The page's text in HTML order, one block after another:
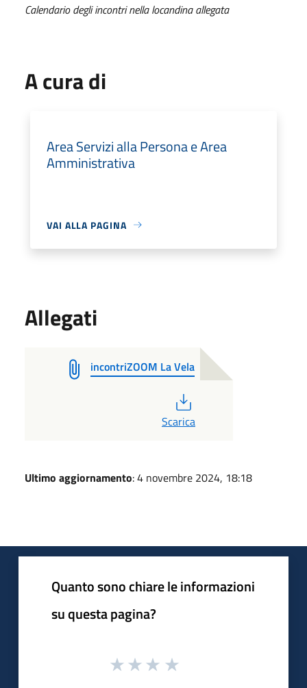
Calendario degli incontri nella locandina allegata
A cura di
Area Servizi alla Persona e Area
Amministrativa
VAI ALLA PAGINA
Allegati
incontriZOOM La Vela
Scarica
Ultimo aggiornamento: 4 novembre 2024, 18:18
Quanto sono chiare le informazioni
su questa pagina?